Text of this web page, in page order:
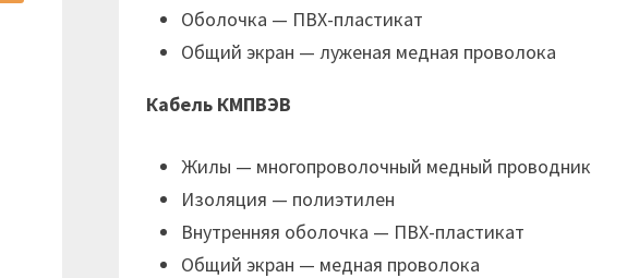
Оболочка — ПВХ-пластикат
Общий экран — луженая медная проволока
Кабель КМПВЭВ
Жилы — многопроволочный медный проводник
Изоляция — полиэтилен
Внутренняя оболочка — ПВХ-пластикат
Общий экран — медная проволока